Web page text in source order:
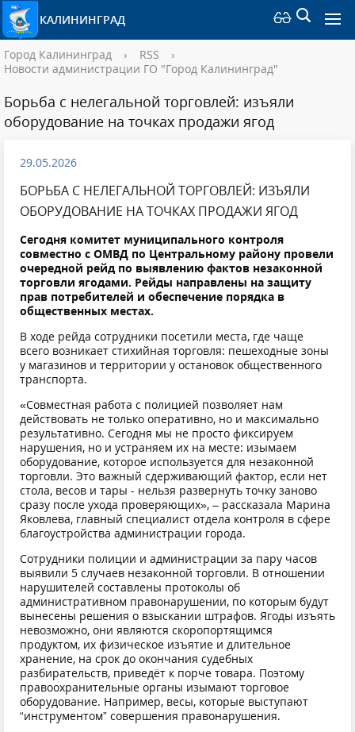
КАЛИНИНГРАД
Город Калининград › RSS
›
Новости администрации ГО "Город Калининград"
Борьба с нелегальной торговлей: изъяли
оборудование на точках продажи ягод
29.05.2026
БОРЬБА С НЕЛЕГАЛЬНОЙ ТОРГОВЛЕЙ: ИЗЪЯЛИ
ОБОРУДОВАНИЕ НА ТОЧКАХ ПРОДАЖИ ЯГОД
Сегодня комитет муниципального контроля
совместно с ОМВД по Центральному району провели
очередной рейд по выявлению фактов незаконной
торговли ягодами. Рейды направлены на защиту
прав потребителей и обеспечение порядка в
общественных местах.
В ходе рейда сотрудники посетили места, где чаще
всего возникает стихийная торговля: пешеходные зоны
у магазинов и территории у остановок общественного
транспорта.
«Совместная работа с полицией позволяет нам
действовать не только оперативно, но и максимально
результативно. Сегодня мы не просто фиксируем
нарушения, но и устраняем их на месте: изымаем
оборудование, которое используется для незаконной
торговли. Это важный сдерживающий фактор, если нет
стола, весов и тары - нельзя развернуть точку заново
сразу после ухода проверяющих», – рассказала Марина
Яковлева, главный специалист отдела контроля в сфере
благоустройства администрации города.
Сотрудники полиции и администрации за пару часов
выявили 5 случаев незаконной торговли. В отношении
нарушителей составлены протоколы об
административном правонарушении, по которым будут
вынесены решения о взыскании штрафов. Ягоды изъять
невозможно, они являются скоропортящимся
продуктом, их физическое изъятие и длительное
хранение, на срок до окончания судебных
разбирательств, приведёт к порче товара. Поэтому
правоохранительные органы изымают торговое
оборудование. Например, весы, которые выступают
“инструментом” совершения правонарушения.